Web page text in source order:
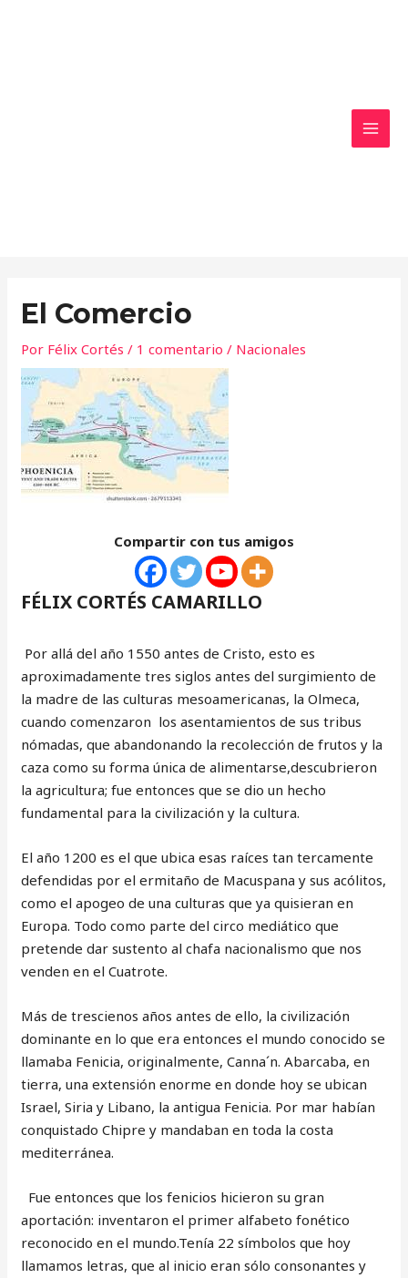
El Comercio
Por Félix Cortés/ 1 comentario / Nacionales
Compartir con tus amigos
FÉLIX CORTÉS CAMARILLO
Por allá del año 1550 antes de Cristo, esto es
aproximadamente tres siglos antes del surgimiento de
la madre de las culturas mesoamericanas, la Olmeca,
cuando comenzaron los asentamientos de sus tribus
nómadas, que abandonando la recolección de frutos y la
caza como su forma única de alimentarse,descubrieron
la agricultura; fue entonces que se dio un hecho
fundamental para la civilización y la cultura.
El año 1200 es el que ubica esas raíces tan tercamente
defendidas por el ermitaño de Macuspana y sus acólitos,
como el apogeo de una culturas que ya quisieran en
Europa. Todo como parte del circo mediático que
pretende dar sustento al chafa nacionalismo que nos
venden en el Cuatrote.
Más de trescienos años antes de ello, la civilización
dominante en lo que era entonces el mundo conocido se
llamaba Fenicia, originalmente, Canna´n. Abarcaba, en
tierra, una extensión enorme en donde hoy se ubican
Israel, Siria y Libano, la antigua Fenicia. Por mar habían
conquistado Chipre y mandaban en toda la costa
mediterránea.
Fue entonces que los fenicios hicieron su gran
aportación: inventaron el primer alfabeto fonético
reconocido en el mundo.Tenía 22 símbolos que hoy
llamamos letras, que al inicio eran sólo consonantes y